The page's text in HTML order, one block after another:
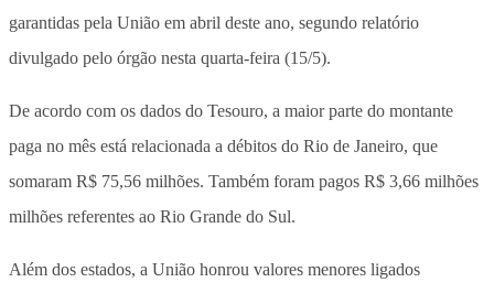
garantidas pela União em abril deste ano, segundo relatório
divulgado pelo órgão nesta quarta-feira (15/5).
De acordo com os dados do Tesouro, a maior parte do montante
paga no mês está relacionada a débitos do Rio de Janeiro, que
somaram R$ 75,56 milhões. Também foram pagos R$ 3,66 milhões
milhões referentes ao Rio Grande do Sul.
Além dos estados, a União honrou valores menores ligados